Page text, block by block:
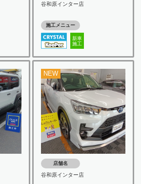
谷和原インター店
施工メニュー
新車
施工
NEW
店舗名
谷和原インター店